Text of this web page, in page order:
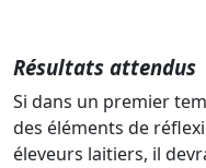
Résultats attendus
Si dans un premier
des éléments de
éleveurs laitiers, il